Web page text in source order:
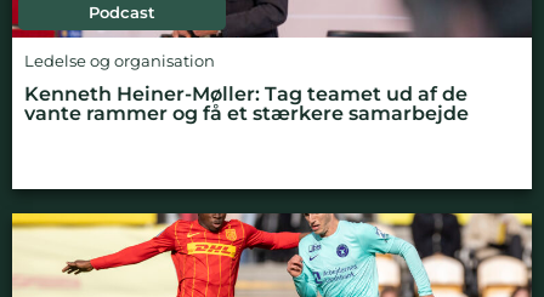
Podcast
Ledelse og organisation
Kenneth Heiner-Møller: Tag teamet ud af de
vante rammer og få et stærkere samarbejde